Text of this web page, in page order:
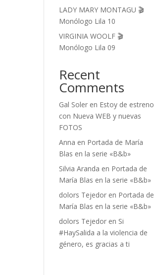
LADY MARY MONTAGU 🎬
Monólogo Lila 10
VIRGINIA WOOLF 🎬
Monólogo Lila 09
Recent
Comments
Gal Soler en Estoy de estreno
con Nueva WEB y nuevas
FOTOS
Anna en Portada de María
Blas en la serie «B&b»
Silvia Aranda en Portada de
María Blas en la serie «B&b»
dolors Tejedor en Portada de
María Blas en la serie «B&b»
dolors Tejedor en Si
#HaySalida a la violencia de
género, es gracias a ti